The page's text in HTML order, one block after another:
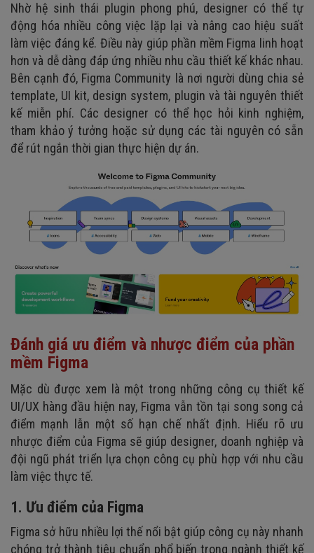
Nhờ hệ sinh thái plugin phong phú, designer có thể tự
động hóa nhiều công việc lặp lại và nâng cao hiệu suất
làm việc đáng kể. Điều này giúp phần mềm Figma linh hoạt
hơn và dễ dàng đáp ứng nhiều nhu cầu thiết kế khác nhau.
Bên cạnh đó, Figma Community là nơi người dùng chia sẻ
template, UI kit, design system, plugin và tài nguyên thiết
kế miễn phí. Các designer có thể học hỏi kinh nghiệm,
tham khảo ý tưởng hoặc sử dụng các tài nguyên có sẵn
để rút ngắn thời gian thực hiện dự án.
Đánh giá ưu điểm và nhược điểm của phần
mềm Figma
Mặc dù được xem là một trong những công cụ thiết kế
UI/UX hàng đầu hiện nay, Figma vẫn tồn tại song song cả
điểm mạnh lẫn một số hạn chế nhất định. Hiểu rõ ưu
nhược điểm của Figma sẽ giúp designer, doanh nghiệp và
đội ngũ phát triển lựa chọn công cụ phù hợp với nhu cầu
làm việc thực tế.
1. Ưu điểm của Figma
Figma sở hữu nhiều lợi thế nổi bật giúp công cụ này nhanh
chóng trở thành tiêu chuẩn phổ biến trong ngành thiết kế